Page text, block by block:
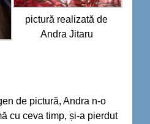
pictură realizată de
Andra Jitaru
de pictură, Andra n-o
cu ceva timp, și-a pierdut